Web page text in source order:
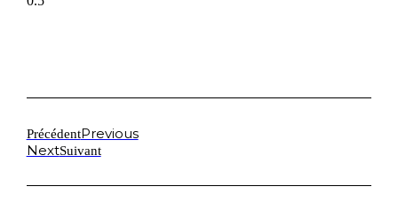
PrécédentPrevious
NextSuivant